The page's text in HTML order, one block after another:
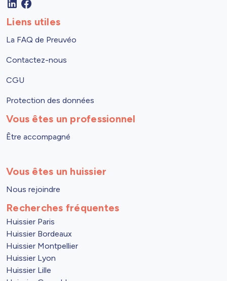
Liens utiles
La FAQ de Preuvéo
Contactez-nous
CGU
Protection des données
Vous êtes un professionnel
Être accompagné
Vous êtes un huissier
Nous rejoindre
Recherches fréquentes
Huissier Paris
Huissier Bordeaux
Huissier Montpellier
Huissier Lyon
Huissier Lille